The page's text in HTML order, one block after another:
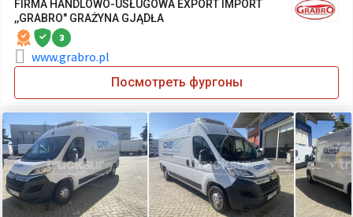
FIRMA HANDLOWO-USŁUGOWA EXPORT IMPORT
,,GRABRO" GRAŻYNA GJĄDŁA
3
www.grabro.pl
Посмотреть фургоны